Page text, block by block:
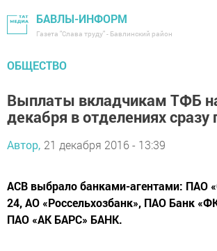
БАВЛЫ-ИНФОРМ
Газета "Слава труду" - Бавлинский район
ОБЩЕСТВО
Выплаты вкладчикам ТФБ
декабря в отделениях сразу
Автор, 21 декабря 2016 - 13:39
АСВ выбрало банками-агентами: ПАО
24, АО «Россельхозбанк», ПАО Банк
ПАО «АК БАРС» БАНК.